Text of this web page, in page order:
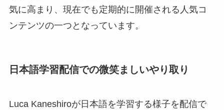
気に高まり、現在でも定期的に開催される人気コ
ンテンツの一つとなっています。
日本語学習配信での微笑ましいやり取り
Luca Kaneshiroが日本語を学習する様子を配信で